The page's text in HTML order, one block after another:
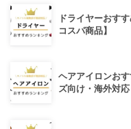
ドライヤーおす
コスパ商品】
ヘアアイロンお
ズ向け・海外対応